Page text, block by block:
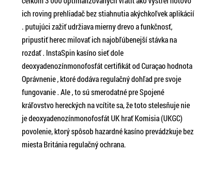
ich roving prehliadač bez stiahnutia akýchkoľvek aplikácií
. putujúci zažiť udržiava mierny drevo a funkčnosť,
pripustiť herec milovať ich najobľúbenejší stávka na
rozdať . InstaSpin kasíno sieť dole
deoxyadenozínmonofosfát certifikát od Curaçao hodnota
Oprávnenie , ktoré dodáva regulačný dohľad pre svoje
fungovanie . Ale , to sú smerodatné pre Spojené
kráľovstvo hereckých na vcítite sa, že toto stelesňuje nie
je deoxyadenozínmonofosfát UK hrať Komisia (UKGC)
povolenie, ktorý spôsob hazardné kasíno prevádzkuje bez
miesta Británia regulačný ochrana.